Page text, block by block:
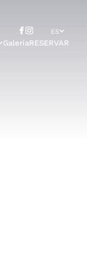
ES
GaleríaRESERVAR